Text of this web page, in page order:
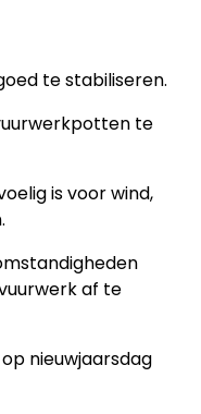
te stabiliseren.
te
is voor wind,
af te
nieuwjaarsdag